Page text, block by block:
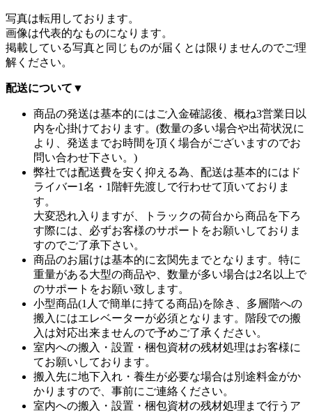
写真は転用しております。
画像は代表的なものになります。
掲載している写真と同じものが届くとは限りませんのでご理
解ください。
配送について ▼
商品の発送は基本的にはご入金確認後、概ね3営業日以
内を心掛けております。(数量の多い場合や出荷状況に
より、発送までお時間を頂く場合がございますのでお
問い合わせ下さい。)
弊社では配送費を安く抑える為、配送は基本的にはド
ライバー1名・1階軒先渡しで行わせて頂いておりま
す。
大変恐れ入りますが、トラックの荷台から商品を下ろ
す際には、必ずお客様のサポートをお願いしておりま
すのでご了承下さい。
商品のお届けは基本的に玄関先までとなります。特に
重量がある大型の商品や、数量が多い場合は2名以上で
のサポートをお願い致します。
小型商品(1人で簡単に持てる商品)を除き、多層階への
搬入にはエレベーターが必須となります。階段での搬
入は対応出来ませんので予めご了承ください。
室内への搬入・設置・梱包資材の残材処理はお客様に
てお願いしております。
搬入先に地下入れ・養生が必要な場合は別途料金がか
かりますので、事前にご連絡ください。
室内への搬入・設置・梱包資材の残材処理まで行うア